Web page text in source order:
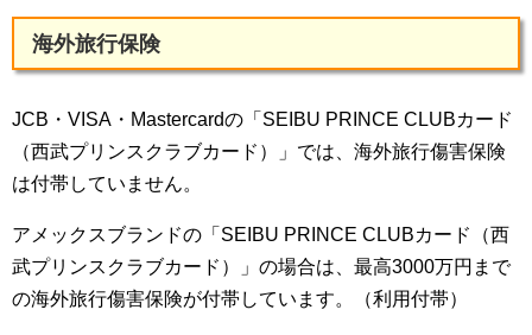
海外旅行保険
JCB・VISA・Mastercardの「SEIBU PRINCE CLUBカード
（西武プリンスクラブカード）」では、海外旅行傷害保険
は付帯していません。
アメックスブランドの「SEIBU PRINCE CLUBカード（西
武プリンスクラブカード）」の場合は、最高3000万円まで
の海外旅行傷害保険が付帯しています。（利用付帯）